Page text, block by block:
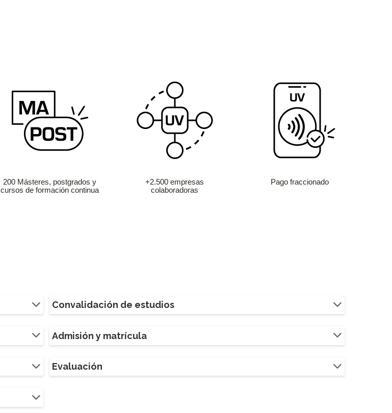
200 Másteres, postgrados y
cursos de formación continua
+2.500 empresas
colaboradoras
Pago fraccionado
Convalidación de estudios
Admisión y matrícula
Evaluación